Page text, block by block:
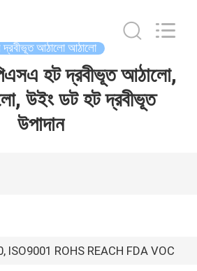
দ্রবীভূত আঠালো আঠালো
হট দ্রবীভূত আঠালো,
উইং ডট হট দ্রবীভূত
উপাদান
ISO9001 ROHS REACH FDA VOC